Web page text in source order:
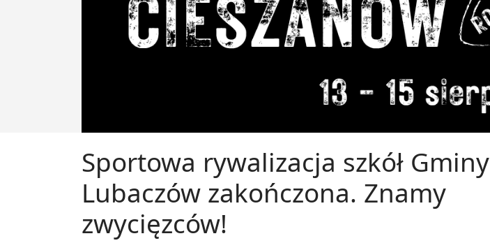
Sportowa rywalizacja szkół Gminy
Lubaczów zakończona. Znamy
zwycięzców!